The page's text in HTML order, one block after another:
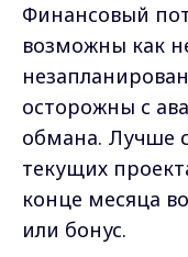
Финансовый
возможны как
осторожны с
обмана. Лучше
текущих
конце месяца
или бонус.